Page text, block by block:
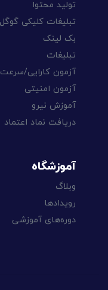
تولید محتوا
تبلیغات کلیکی گوگل
بک لینک
تبلیغات
آزمون کارایی/سرعت
آزمون امنیتی
آموزش نیرو
دریافت نماد اعتماد
آموزشگاه
وبلاگ
رویدادها
دوره‌های آموزشی